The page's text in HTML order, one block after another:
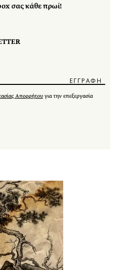
σας κάθε πρωί!
Απορρήτου για την επεξεργασία